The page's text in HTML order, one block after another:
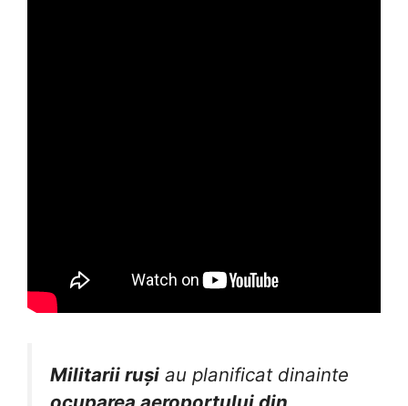
Militarii ruși au planificat dinainte